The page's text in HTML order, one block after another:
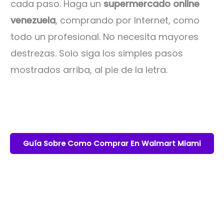
cada paso. Haga un supermercado online
venezuela, comprando por Internet, como
todo un profesional. No necesita mayores
destrezas. Solo siga los simples pasos
mostrados arriba, al pie de la letra.
Guía Sobre Como Comprar En Walmart Miami